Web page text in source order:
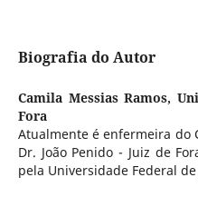
Biografia do Autor
Camila Messias Ramos,
Fora
Atualmente é enfermeira do
Dr. João Penido - Juiz de
pela Universidade Federal de